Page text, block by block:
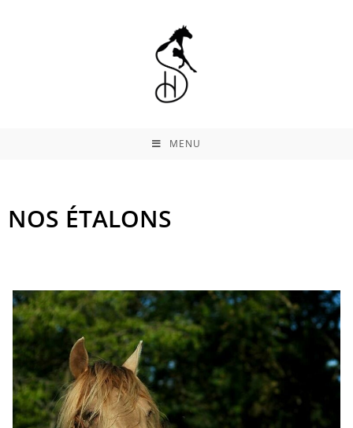
MENU
NOS ÉTALONS